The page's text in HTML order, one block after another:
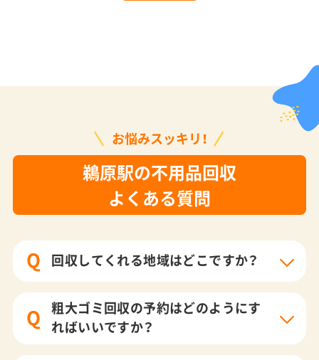
お悩みスッキリ！
鵜原駅の不用品回収
よくある質問
Q 回収してくれる地域はどこですか？
Q
粗大ゴミ回収の予約はどのようにす
ればいいですか？